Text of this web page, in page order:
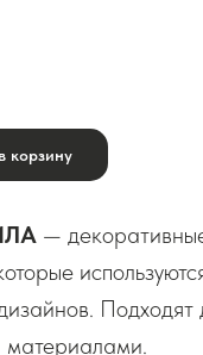
корзину
—
материалами.